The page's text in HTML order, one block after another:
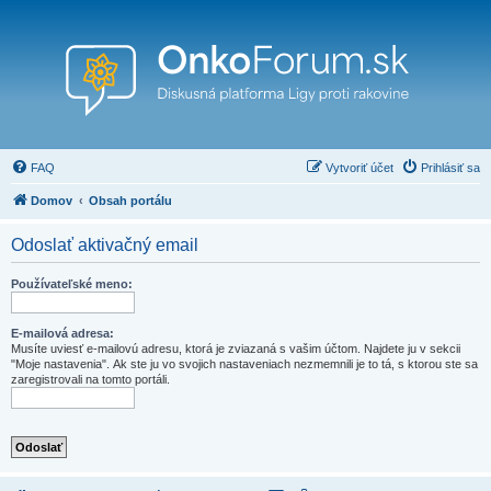
FAQ Prihlásiť sa
Vytvoriť účet
Domov Obsah portálu
Odoslať aktivačný email
Používateľské meno:
E-mailová adresa:
Musíte uviesť e-mailovú adresu, ktorá je zviazaná s vašim účtom. Najdete ju v sekcii
"Moje nastavenia". Ak ste ju vo svojich nastaveniach nezmemnili je to tá, s ktorou ste sa
zaregistrovali na tomto portáli.